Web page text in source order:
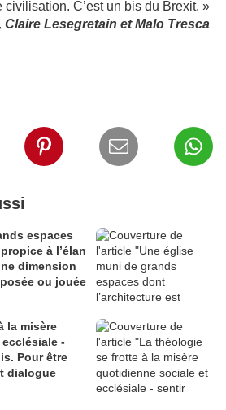
civilisation. C’est un bis du Brexit. »
Lesegretain et Malo Tresca
espaces
à l’élan
dimension
ou jouée
la misère
-
Pour être
dialogue